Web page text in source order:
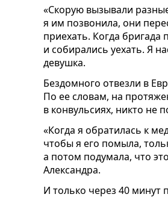
«Скорую вызывали
я им позвонила, они
приехать. Когда
и собирались уехать. Я
девушка.
Бездомного отвезли в
По ее словам, на
в конвульсиях, никто не
«Когда я обратилась к
чтобы я его помыла,
а потом подумала, что
Александра.
И только через 40